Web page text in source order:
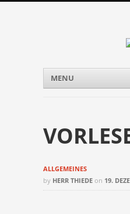
Menu
Skip to content
MENU
ALLGEMEINES
by HERR THIEDE on 19.